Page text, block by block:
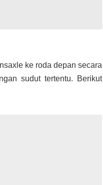
ke roda depan secara
sudut tertentu. Berikut